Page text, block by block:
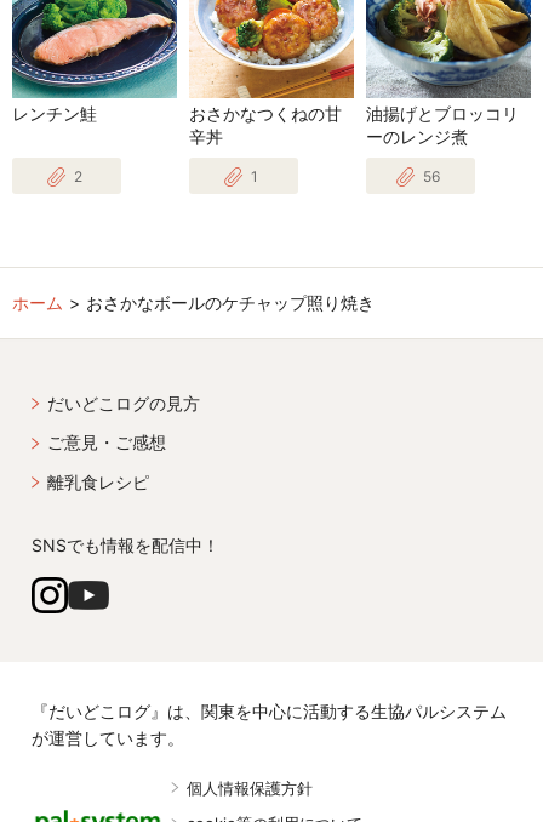
レンチン鮭
2
おさかなつくねの甘
辛丼
1
油揚げとブロッコリ
ーのレンジ煮
56
ホーム おさかなボールのケチャップ照り焼き
だいどこログの見方
ご意見・ご感想
離乳食レシピ
SNSでも情報を配信中！
『だいどこログ』は、関東を中心に活動する生協パルシステム
が運営しています。
個人情報保護方針